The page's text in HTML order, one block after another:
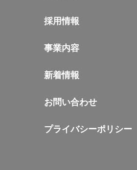
採用情報
事業内容
新着情報
お問い合わせ
プライバシーポリシー